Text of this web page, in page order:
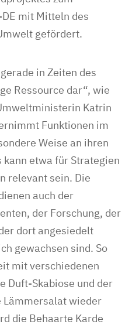
mit Mitteln des
gefördert.
in Zeiten des
Ressource dar“, wie
Katrin
Funktionen im
Weise an ihren
kann etwa für Strategien
relevant sein. Die
auch der
der Forschung, der
dort angesiedelt
gewachsen sind. So
mit verschiedenen
Duft-Skabiose und der
Lämmersalat wieder
die Behaarte Karde